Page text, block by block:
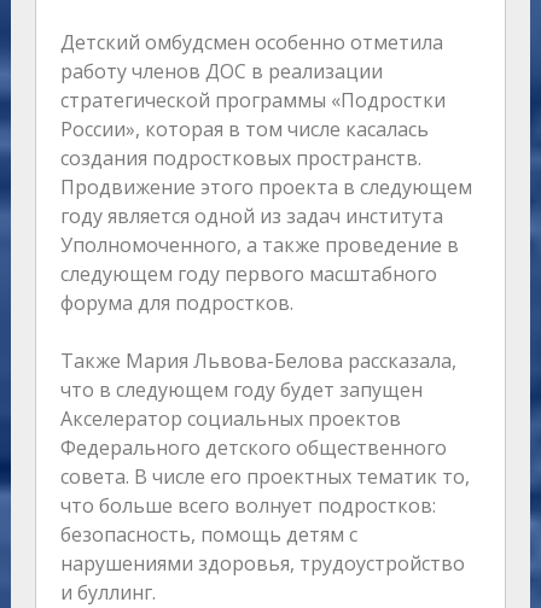
Детский омбудсмен особенно отметила
работу членов ДОС в реализации
стратегической программы «Подростки
России», которая в том числе касалась
создания подростковых пространств.
Продвижение этого проекта в следующем
году является одной из задач института
Уполномоченного, а также проведение в
следующем году первого масштабного
форума для подростков.
Также Мария Львова-Белова рассказала,
что в следующем году будет запущен
Акселератор социальных проектов
Федерального детского общественного
совета. В числе его проектных тематик то,
что больше всего волнует подростков:
безопасность, помощь детям с
нарушениями здоровья, трудоустройство
и буллинг.